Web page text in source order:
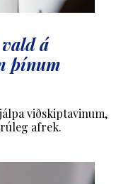
á
þínum
viðskiptavinum,
afrek.